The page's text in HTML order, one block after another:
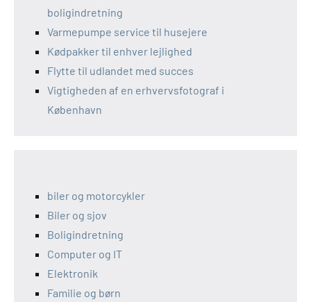
boligindretning
Varmepumpe service til husejere
Kødpakker til enhver lejlighed
Flytte til udlandet med succes
Vigtigheden af en erhvervsfotograf i
København
biler og motorcykler
Biler og sjov
Boligindretning
Computer og IT
Elektronik
Familie og børn